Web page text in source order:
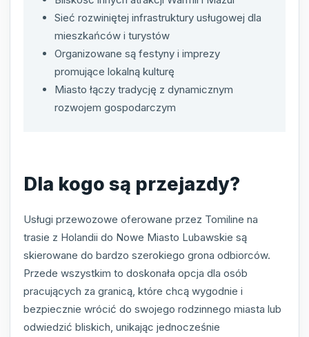
Sieć rozwiniętej infrastruktury usługowej dla
mieszkańców i turystów
Organizowane są festyny i imprezy
promujące lokalną kulturę
Miasto łączy tradycję z dynamicznym
rozwojem gospodarczym
Dla kogo są przejazdy?
Usługi przewozowe oferowane przez Tomiline na
trasie z Holandii do Nowe Miasto Lubawskie są
skierowane do bardzo szerokiego grona odbiorców.
Przede wszystkim to doskonała opcja dla osób
pracujących za granicą, które chcą wygodnie i
bezpiecznie wrócić do swojego rodzinnego miasta lub
odwiedzić bliskich, unikając jednocześnie